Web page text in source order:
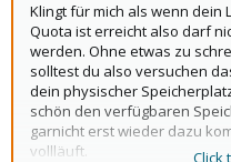
Klingt für mich als wenn dein
Quota ist erreicht also darf
werden. Ohne etwas zu
solltest du also versuchen
dein physischer
schön den verfügbaren
garnicht erst wieder dazu
vollläuft.
Click